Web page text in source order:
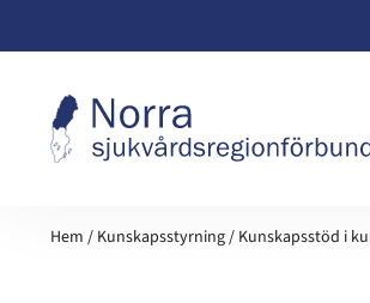
Hem / Kunskapsstyrning/ Kunskapsstöd i